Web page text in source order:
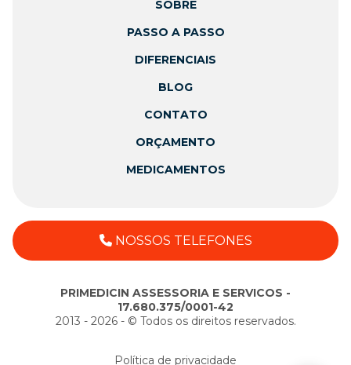
SOBRE
PASSO A PASSO
DIFERENCIAIS
BLOG
CONTATO
ORÇAMENTO
MEDICAMENTOS
NOSSOS TELEFONES
PRIMEDICIN ASSESSORIA E SERVICOS -
17.680.375/0001-42
2013 - 2026 - ©️ Todos os direitos reservados.
Política de privacidade